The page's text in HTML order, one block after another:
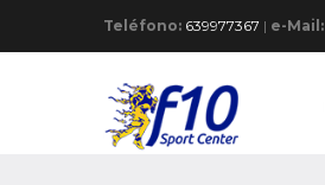
Teléfono: 639977367 | e-Mail: